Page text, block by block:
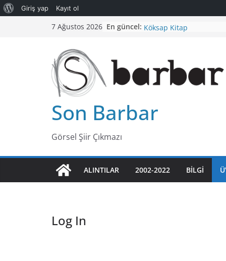
7 Ağustos 2026 En güncel: Köksap Kitap
İLLÜZYON
Sanat ve Çalışma
Son Barbar
Görsel Şiir Çıkmazı
ALINTILAR 2002-2022 BILGI
Log In
Giriş yap Kayıt ol